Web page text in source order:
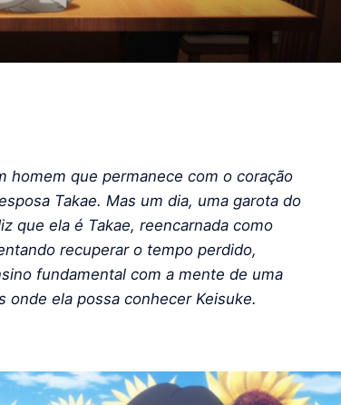
homem que permanece com o coração
Takae. Mas um dia, uma garota do
que ela é Takae, reencarnada como
recuperar o tempo perdido,
fundamental com a mente de uma
ela possa conhecer Keisuke.